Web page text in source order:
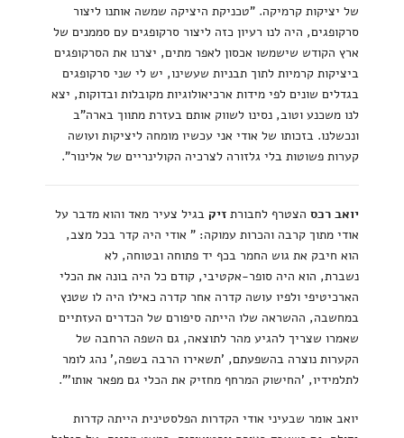
של יציקות קרמיקה. "טכניקת היציקה שמשה אותנו ליצור
סרקופגים, היה לנו רעיון כזה ליצור סרקופגים עם סממנים של
ארץ הקודש שישמשו אכסון לאפר מתים, יצרנו את הסרקופגים
ביציקות קרמיות לתוך תבניות שעשינו, יש לי שני סרקופגים
בגדלים שונים לפי מידות ארכיאולוגיות מקובלות ובדוקות, יצא
לנו משכנע וטוב, נסינו לשווק אותם בעזרת מתווך בארה"ב
ונכשלנו. בזכותו של אודי אני עכשיו מומחה ליציקות ועושה
קערות פשוטות בלי גלזורה לצרכיה הקולינריים של אלינור".
יואב רכסהצטרף לחבורת זיק בגיל צעיר מאד והוא מדבר על
אודי מתוך קרבה והכרות עמוקה: " אודי היה קדר בכל מצב,
הוא חיבק את גוש החמר בכף יד פתוחה ובטוחה, לא
נשברת, הוא היה סופר-אקטיבי, קודם כל היה בונה את הכלי
הארכיטיפי ולפיו עושה קדרה אחר קדרה כאילו היה לו שטנץ
במחשבה, ההשראה שלו הייתה סיפורם של הכדרים העזתיים
שאמרו שצריך להגיע מהר לתוצאה, גם השפה הרחבה של
הקערות נוצרה בהשפעתם, 'תשאירו הרבה בשפה,' נהג לומר
לתלמידיו, 'החישוק המרחף מחזיק את הכלי גם מפאר אותו'".
יואב אומר שבעיני אודי הקדרות הפלסטינית הייתה קדרות